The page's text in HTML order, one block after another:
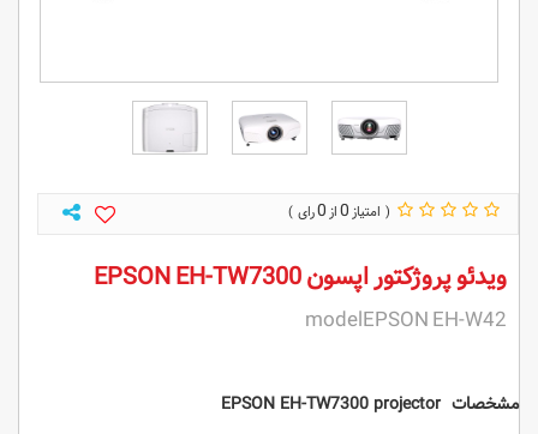
0
0
ویدئو پروژکتور اپسون EPSON EH-TW7300
modelEPSON EH-W42
مشخصات EPSON EH-TW7300 projector